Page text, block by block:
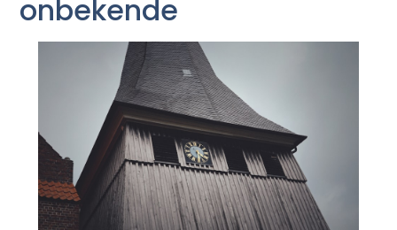
onbekende